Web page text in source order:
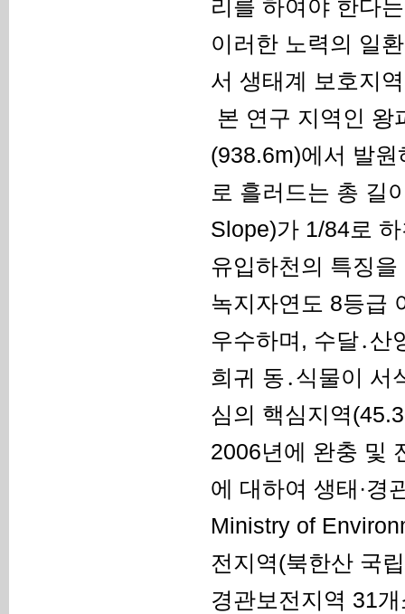
리를 하여야 한다
이러한 노력의 일
서 생태계 보호지
본 연구 지역인 왕
(938.6m)에서 발
로 흘러드는 총 길
Slope)가 1/84로
유입하천의 특징
녹지자연도 8등급
우수하며, 수달․산
희귀 동․식물이 서
심의 핵심지역
2006년에 완충 및
에 대하여 생태·경
Ministry of
전지역(북한산 국
경관보전지역 31